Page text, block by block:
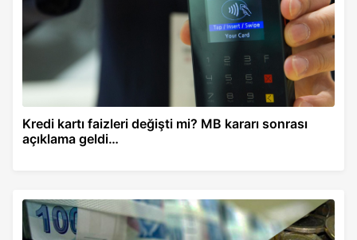
Kredi kartı faizleri değişti mi? MB kararı sonrası
açıklama geldi…